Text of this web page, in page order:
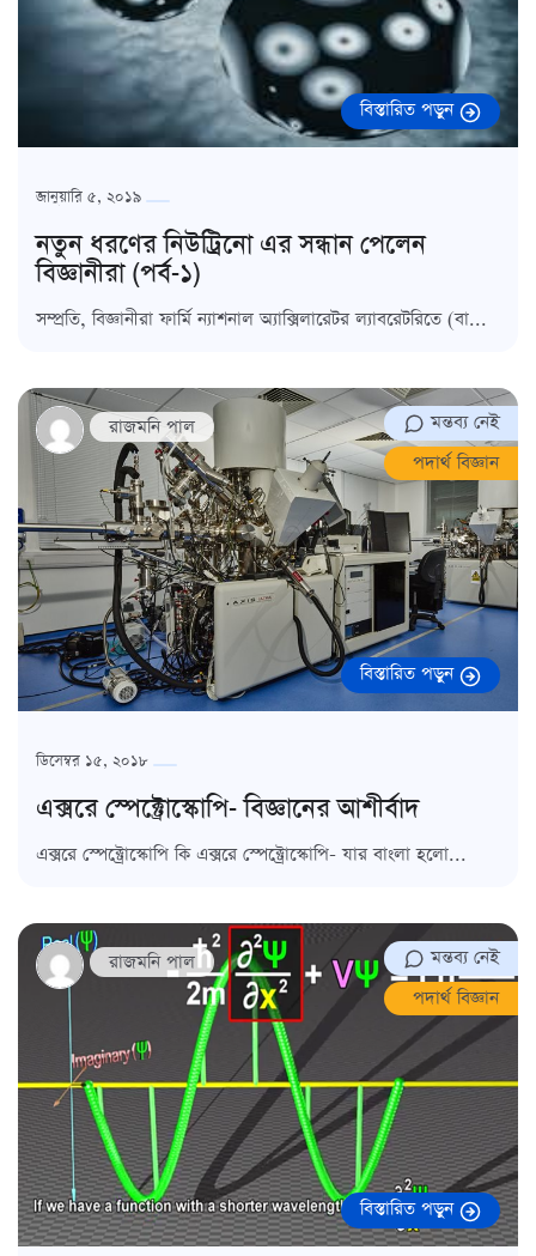
বিস্তারিত পড়ুন
জানুয়ারি ৫, ২০১৯
নতুন ধরণের নিউট্রিনো এর সন্ধান পেলেন
বিজ্ঞানীরা (পর্ব-১)
সম্প্রতি, বিজ্ঞানীরা ফার্মি ন্যাশনাল অ্যাক্সিলারেটর ল্যাবরেটরিতে (বা...
রাজমনি পাল
মন্তব্য নেই
পদার্থ বিজ্ঞান
বিস্তারিত পড়ুন
ডিসেম্বর ১৫, ২০১৮
এক্সরে স্পেক্ট্রোস্কোপি- বিজ্ঞানের আশীর্বাদ
এক্সরে স্পেক্ট্রোস্কোপি কি এক্সরে স্পেক্ট্রোস্কোপি- যার বাংলা হলো...
রাজমনি পাল
মন্তব্য নেই
পদার্থ বিজ্ঞান
বিস্তারিত পড়ুন